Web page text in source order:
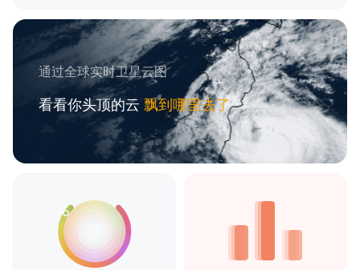
通过全球实时卫星云图
看看你头顶的云 飘到哪里去了